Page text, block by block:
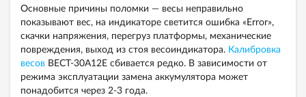
Основные причины поломки — весы неправильно
показывают вес, на индикаторе светится ошибка «Error»,
скачки напряжения, перегруз платформы, механические
повреждения, выход из стоя весоиндикатора. Калибровка
весов ВЕСТ-30А12Е сбивается редко. В зависимости от
режима эксплуатации замена аккумулятора может
понадобится через 2-3 года.